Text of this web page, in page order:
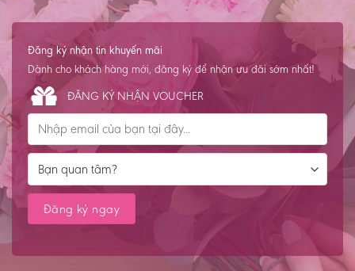
Đăng ký nhận tin khuyến mãi
Dành cho khách hàng mới, đăng ký để nhận ưu đãi sớm nhất!
ĐĂNG KÝ NHẬN VOUCHER